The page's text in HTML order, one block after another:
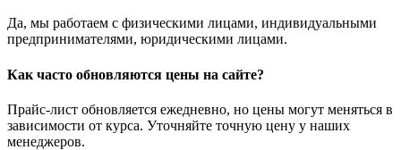
Да, мы работаем с физическими лицами, индивидуальными
предпринимателями, юридическими лицами.
Как часто обновляются цены на сайте?
Прайс-лист обновляется ежедневно, но цены могут меняться в
зависимости от курса. Уточняйте точную цену у наших
менеджеров.